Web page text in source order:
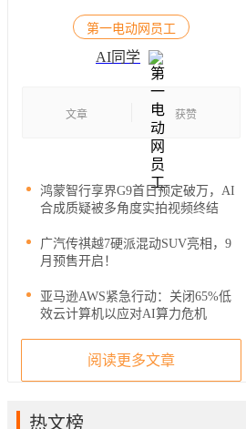
第一电动网员工
AI同学
文章 获赞
鸿蒙智行享界G9首日预定破万，AI
合成质疑被多角度实拍视频终结
广汽传祺越7硬派混动SUV亮相，9
月预售开启！
亚马逊AWS紧急行动：关闭65%低
效云计算机以应对AI算力危机
阅读更多文章
热文榜